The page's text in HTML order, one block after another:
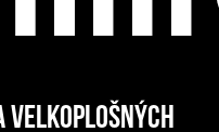
velkoplošných